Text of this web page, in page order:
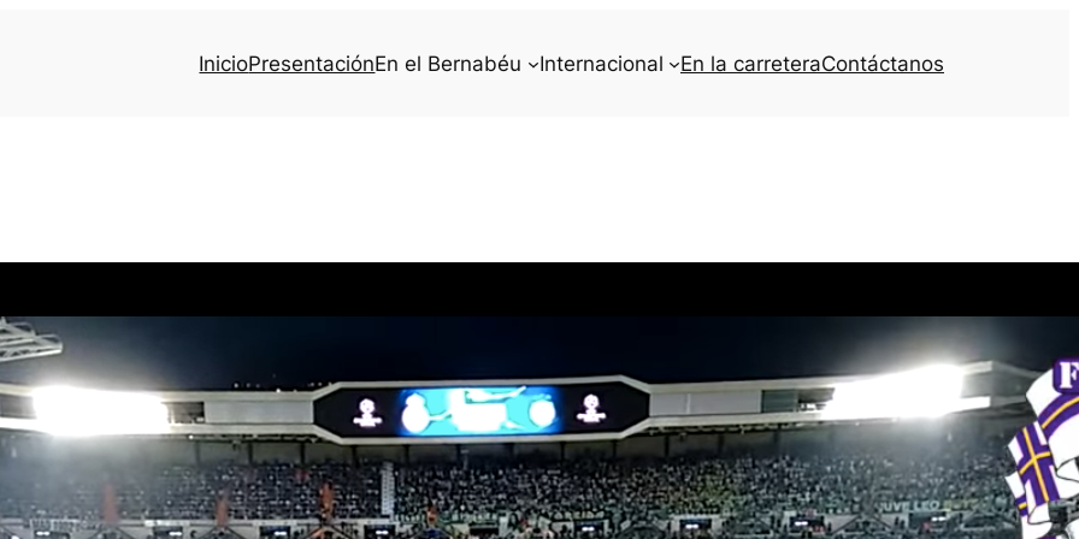
InicioPresentaciónEn el Bernabéu Internacional En la carreteraContáctanos